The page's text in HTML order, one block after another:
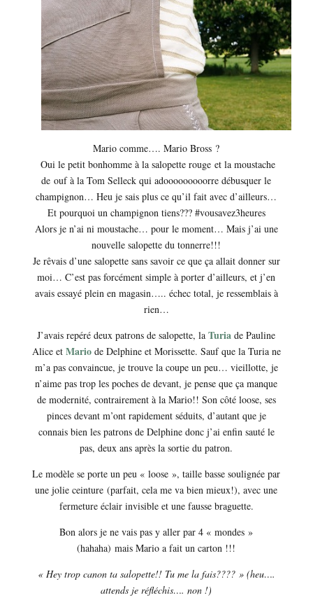
Mario comme…. Mario Bross ?
Oui le petit bonhomme à la salopette rouge et la moustache
de ouf à la Tom Selleck qui adooooooooorre débusquer le
champignon… Heu je sais plus ce qu’il fait avec d’ailleurs…
Et pourquoi un champignon tiens??? #vousavez3heures
Alors je n’ai ni moustache… pour le moment… Mais j’ai une
nouvelle salopette du tonnerre!!!
Je rêvais d’une salopette sans savoir ce que ça allait donner sur
moi… C’est pas forcément simple à porter d’ailleurs, et j’en
avais essayé plein en magasin….. échec total, je ressemblais à
rien…
J’avais repéré deux patrons de salopette, laTuria de Pauline
Alice et Mariode Delphine et Morissette. Sauf que la Turia ne
m’a pas convaincue, je trouve la coupe un peu… vieillotte, je
n’aime pas trop les poches de devant, je pense que ça manque
de modernité, contrairement à la Mario!! Son côté loose, ses
pinces devant m’ont rapidement séduits, d’autant que je
connais bien les patrons de Delphine donc j’ai enfin sauté le
pas, deux ans après la sortie du patron.
Le modèle se porte un peu « loose », taille basse soulignée par
une jolie ceinture (parfait, cela me va bien mieux!), avec une
fermeture éclair invisible et une fausse braguette.
Bon alors je ne vais pas y aller par 4 « mondes »
(hahaha) mais Mario a fait un carton !!!
« Hey trop canon ta salopette!! Tu me la fais???? » (heu….
attends je réfléchis…. non !)